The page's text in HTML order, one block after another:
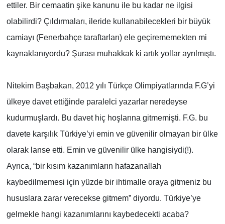
ettiler. Bir cemaatin şike kanunu ile bu kadar ne ilgisi
olabilirdi? Çıldırmaları, ileride kullanabilecekleri bir büyük
camiayı (Fenerbahçe taraftarları) ele geçirememekten mi
kaynaklanıyordu? Şurası muhakkak ki artık yollar ayrılmıştı.
Nitekim Başbakan, 2012 yılı Türkçe Olimpiyatlarında F.G’yi
ülkeye davet ettiğinde paralelci yazarlar neredeyse
kudurmuşlardı. Bu davet hiç hoşlarına gitmemişti. F.G. bu
davete karşılık Türkiye’yi emin ve güvenilir olmayan bir ülke
olarak lanse etti. Emin ve güvenilir ülke hangisiydi(!).
Ayrıca, “bir kısım kazanımların hafazanallah
kaybedilmemesi için yüzde bir ihtimalle oraya gitmeniz bu
hususlara zarar verecekse gitmem” diyordu. Türkiye’ye
gelmekle hangi kazanımlarını kaybedecekti acaba?